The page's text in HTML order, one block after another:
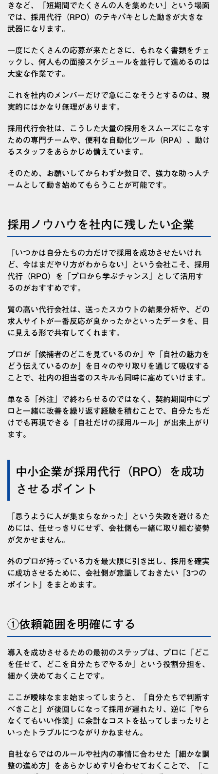
きなど、「短期間でたくさんの人を集めたい」という場面
では、採用代行（RPO）のテキパキとした動きが大きな
武器になります。
一度にたくさんの応募が来たときに、もれなく書類をチェ
ックし、何人もの面接スケジュールを並行して進めるのは
大変な作業です。
これを社内のメンバーだけで急にこなそうとするのは、現
実的にはかなり無理があります。
採用代行会社は、こうした大量の採用をスムーズにこなす
ための専門チームや、便利な自動化ツール（RPA）、動け
るスタッフをあらかじめ備えています。
そのため、お願いしてからわずか数日で、強力な助っ人チ
ームとして動き始めてもらうことが可能です。
採用ノウハウを社内に残したい企業
「いつかは自分たちの力だけで採用を成功させたいけれ
ど、今はまだやり方がわからない」という会社こそ、採用
代行（RPO）を「プロから学ぶチャンス」として活用す
るのがおすすめです。
質の高い代行会社は、送ったスカウトの結果分析や、どの
求人サイトが一番反応が良かったかといったデータを、目
に見える形で共有してくれます。
プロが「候補者のどこを見ているのか」や「自社の魅力を
どう伝えているのか」を日々のやり取りを通じて吸収する
ことで、社内の担当者のスキルも同時に高めていけます。
単なる「外注」で終わらせるのではなく、契約期間中にプ
ロと一緒に改善を繰り返す経験を積むことで、自分たちだ
けでも再現できる「自社だけの採用ルール」が出来上がり
ます。
中小企業が採用代行（RPO）を成功
させるポイント
「思うように人が集まらなかった」という失敗を避けるた
めには、任せっきりにせず、会社側も一緒に取り組む姿勢
が欠かせません。
外のプロが持っている力を最大限に引き出し、採用を確実
に成功させるために、会社側が意識しておきたい「3つの
ポイント」をまとめます。
①依頼範囲を明確にする
導入を成功させるための最初のステップは、プロに「どこ
を任せて、どこを自分たちでやるか」という役割分担を、
細かく決めておくことです。
ここが曖昧なまま始まってしまうと、「自分たちで判断す
べきこと」が後回しになって採用が遅れたり、逆に「やら
なくてもいい作業」に余計なコストを払ってしまったりと
いったトラブルにつながりかねません。
自社ならではのルールや社内の事情に合わせた「細かな調
整の進め方」をあらかじめすり合わせておくことで、「こ